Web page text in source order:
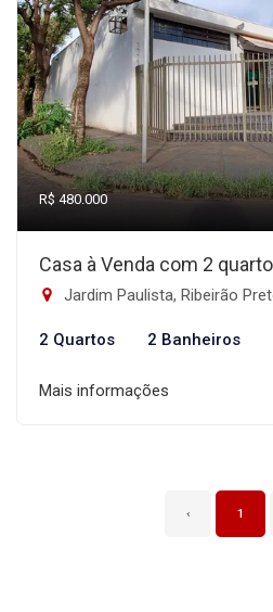
R$ 480.000
Casa à Venda com 2
Jardim Paulista, Ribeirão
2 Quartos 2 Banheiros
Mais informações
‹ 1